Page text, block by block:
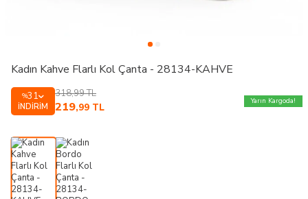
Kadın Kahve Flarlı Kol Çanta - 28134-KAHVE
%31
İNDIRIM
318,99TL
219,99 TL
Yarın Kargoda!